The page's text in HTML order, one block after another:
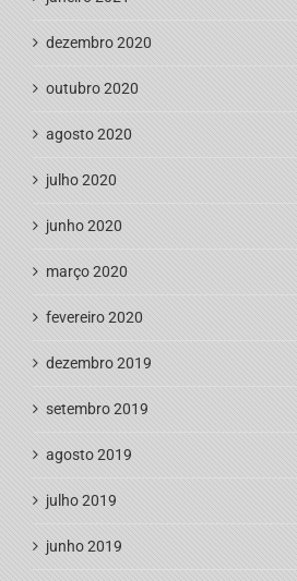
dezembro 2020
outubro 2020
agosto 2020
julho 2020
junho 2020
março 2020
fevereiro 2020
dezembro 2019
setembro 2019
agosto 2019
julho 2019
junho 2019